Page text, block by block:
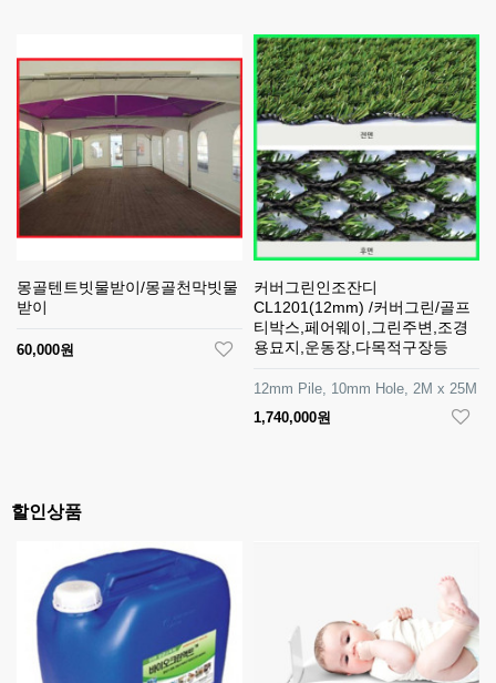
몽골텐트빗물받이/몽골천막빗물
받이
60,000원
커버그린인조잔디
CL1201(12mm) /커버그린/골프
티박스,페어웨이,그린주변,조경
용묘지,운동장,다목적구장등
12mm Pile, 10mm Hole, 2M x 25M
1,740,000원
할인상품